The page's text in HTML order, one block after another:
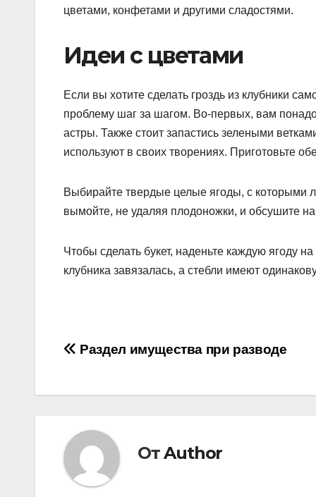
цветами, конфетами и другими сладостями.
Идеи с цветами
Если вы хотите сделать гроздь из клубники
проблему шаг за шагом. Во-первых, вам
астры. Также стоит запастись зелеными
используют в своих творениях. Приготовьте
Выбирайте твердые целые ягоды, с которыми
вымойте, не удаляя плодоножки, и обсушите
Чтобы сделать букет, наденьте каждую ягоду
клубника завязалась, а стебли имеют
Навигация
Раздел имущества при разводе
ОтAuthor